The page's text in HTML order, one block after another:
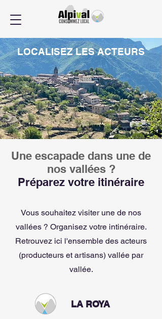
LOCALISEZ LES ACTEURS
Une escapade dans une de
nos vallées ?
Préparez votre itinéraire
Vous souhaitez visiter une de nos
vallées ? Organisez votre intinéraire.
Retrouvez ici l'ensemble des acteurs
(producteurs et artisans) vallée par
vallée.
LA ROYA